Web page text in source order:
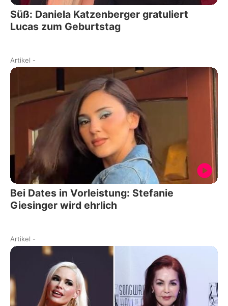
Süß: Daniela Katzenberger gratuliert
Lucas zum Geburtstag
Artikel -
Bei Dates in Vorleistung: Stefanie
Giesinger wird ehrlich
Artikel -